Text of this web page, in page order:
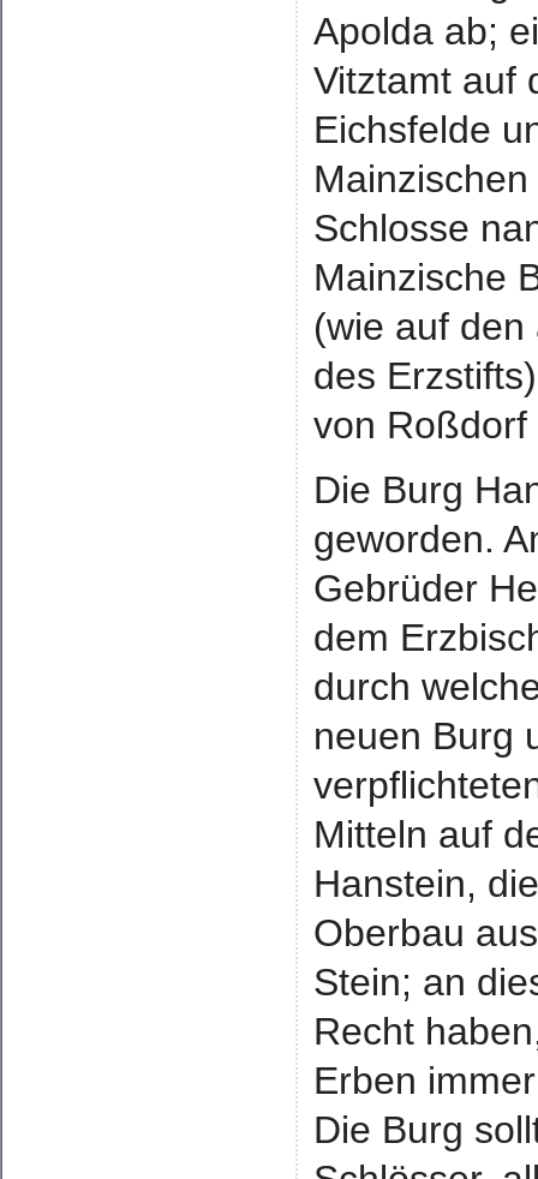
Apolda ab;
Vitztamt auf
Eichsfelde
Schlosse
Mainzische
(wie auf
des
von
Die Burg
geworden.
Gebrüder
dem
durch
neuen Burg
Mitteln auf
Hanstein,
Oberbau
Stein; an
Recht
Erben
Die Burg